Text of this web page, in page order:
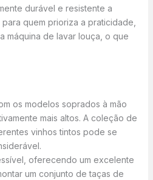
durável e resistente a
quem prioriza a praticidade,
máquina de lavar louça, o que
os modelos soprados à mão
mais altos. A coleção de
vinhos tintos pode se
oferecendo um excelente
um conjunto de taças de